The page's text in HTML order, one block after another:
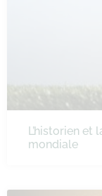
L’historien et
mondiale